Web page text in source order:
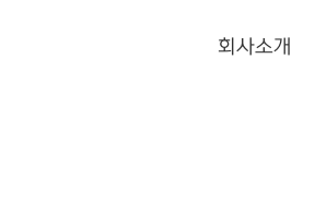
회사소개